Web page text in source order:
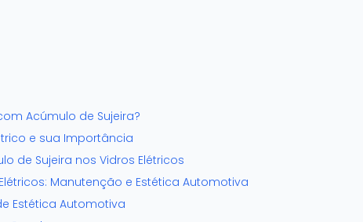
Acúmulo de Sujeira?
e sua Importância
de Sujeira nos Vidros Elétricos
Manutenção e Estética Automotiva
Estética Automotiva